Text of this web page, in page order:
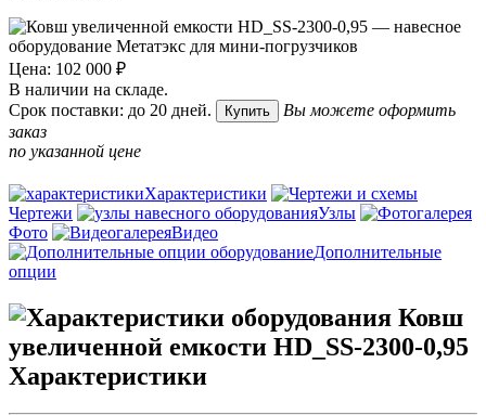
Цена: 102 000 ₽
В наличии на складе.
Срок поставки: до 20 дней.
Купить
Вы можете оформить
заказ
по указанной цене
Характеристики
Чертежи
Узлы
Фото
Видео
Дополнительные
опции
Характеристики